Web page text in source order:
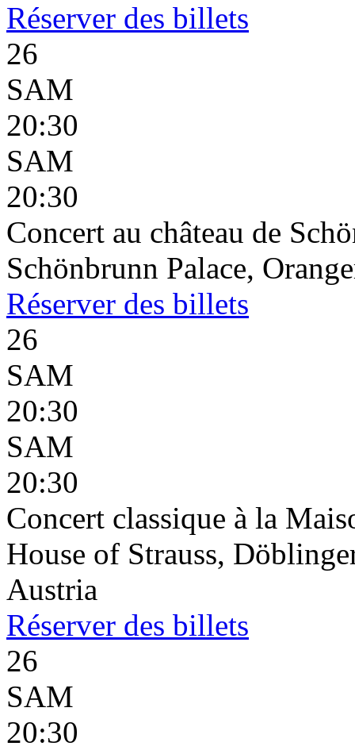
Réserver des billets
26
SAM
20:30
SAM
20:30
Concert au château de
Schönbrunn Palace,
Réserver des billets
26
SAM
20:30
SAM
20:30
Concert classique à la
House of Strauss,
Austria
Réserver des billets
26
SAM
20:30